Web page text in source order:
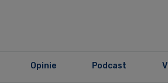
Opinie Podcast